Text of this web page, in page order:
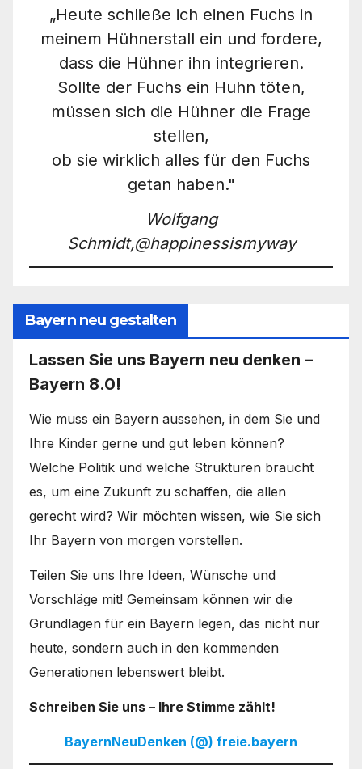
„Heute schließe ich einen Fuchs in
meinem Hühnerstall ein und fordere,
dass die Hühner ihn integrieren.
Sollte der Fuchs ein Huhn töten,
müssen sich die Hühner die Frage
stellen,
ob sie wirklich alles für den Fuchs
getan haben."
Wolfgang
Schmidt,@happinessismyway
Bayern neu gestalten
Lassen Sie uns Bayern neu denken –
Bayern 8.0!
Wie muss ein Bayern aussehen, in dem Sie und
Ihre Kinder gerne und gut leben können?
Welche Politik und welche Strukturen braucht
es, um eine Zukunft zu schaffen, die allen
gerecht wird? Wir möchten wissen, wie Sie sich
Ihr Bayern von morgen vorstellen.
Teilen Sie uns Ihre Ideen, Wünsche und
Vorschläge mit! Gemeinsam können wir die
Grundlagen für ein Bayern legen, das nicht nur
heute, sondern auch in den kommenden
Generationen lebenswert bleibt.
Schreiben Sie uns – Ihre Stimme zählt!
BayernNeuDenken (@) freie.bayern